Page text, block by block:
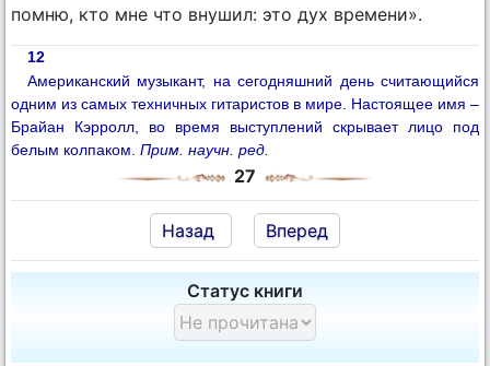
помню, кто мне что внушил: это дух времени».
12
Американский музыкант, на сегодняшний день считающийся
одним из самых техничных гитаристов в мире. Настоящее имя –
Брайан Кэрролл, во время выступлений скрывает лицо под
белым колпаком. Прим. научн. ред.
27
Назад Вперед
Статус книги